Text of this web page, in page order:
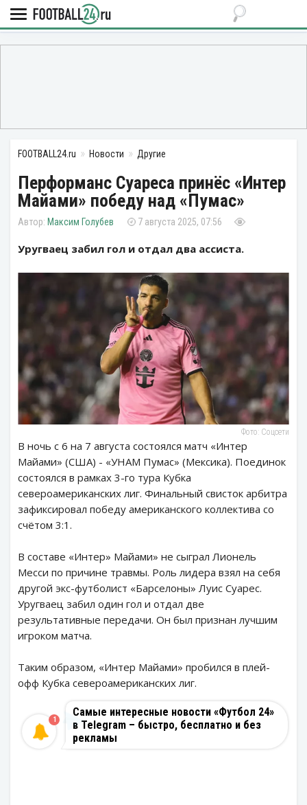
FOOTBALL24.ru Новости Другие
Перформанс Суареса принёс «Интер
Майами» победу над «Пумас»
Максим Голубев 7 августа 2025, 07:56
Уругваец забил гол и отдал два ассиста.
Фото: Соцсети
В ночь с 6 на 7 августа состоялся матч «Интер
Майами» (США) - «УНАМ Пумас» (Мексика). Поединок
состоялся в рамках 3-го тура Кубка
североамериканских лиг. Финальный свисток арбитра
зафиксировал победу американского коллектива со
счётом 3:1.
В составе «Интер» Майами» не сыграл Лионель
Месси по причине травмы. Роль лидера взял на себя
другой экс-футболист «Барселоны» Луис Суарес.
Уругваец забил один гол и отдал две
результативные передачи. Он был признан лучшим
игроком матча.
Таким образом, «Интер Майами» пробился в плей-
офф Кубка североамериканских лиг.
Самые интересные новости «Футбол 24»
в Telegram – быстро, бесплатно и без
рекламы
1